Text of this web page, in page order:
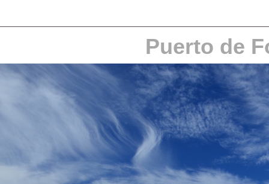
Puerto de